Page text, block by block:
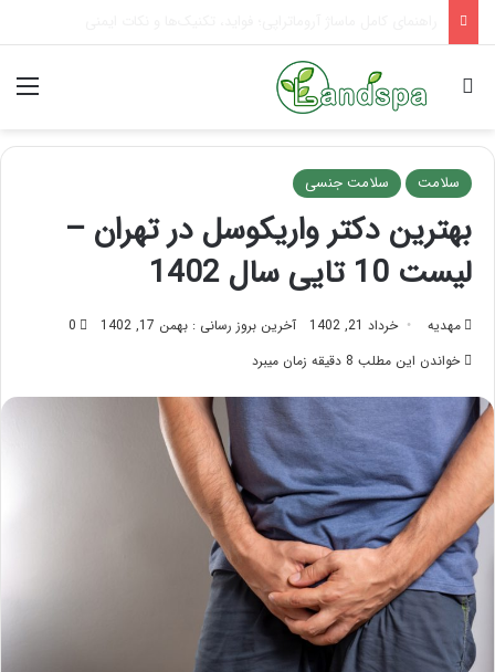
جستجو برای
سلامت سلامت جنسی
بهترین دکتر واریکوسل در تهران –
لیست 10 تایی سال 1402
مهدیه خرداد 21, 1402 آخرین بروز رسانی : بهمن 17, 1402
0
خواندن این مطلب 8 دقیقه زمان میبرد